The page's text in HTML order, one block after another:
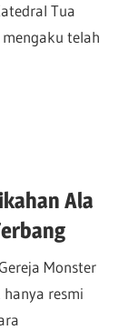
Tua
mengaku telah
Ala
Monster
resmi